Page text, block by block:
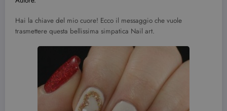
Hai la chiave del mio cuore! Ecco il messaggio che vuole
trasmettere questa bellissima simpatica Nail art.